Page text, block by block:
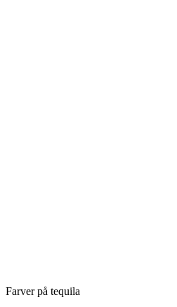
Farver på tequila